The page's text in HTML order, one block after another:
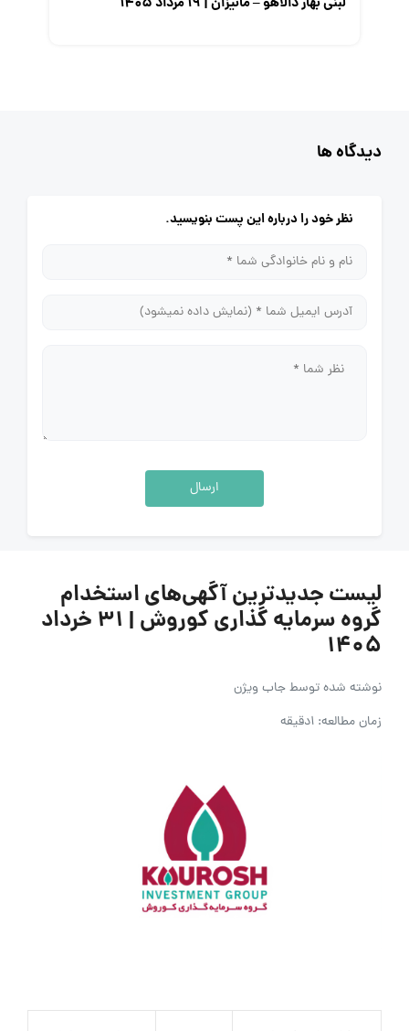
دیدگاه ها
نظر خود را درباره این پست بنویسید.
ارسال
لیست جدیدترین آگهی‌های استخدام
گروه سرمایه گذاری کوروش | ۳۱ خرداد
۱۴۰۵
نوشته شده توسطجاب ویژن
زمان مطالعه: 1دقیقه